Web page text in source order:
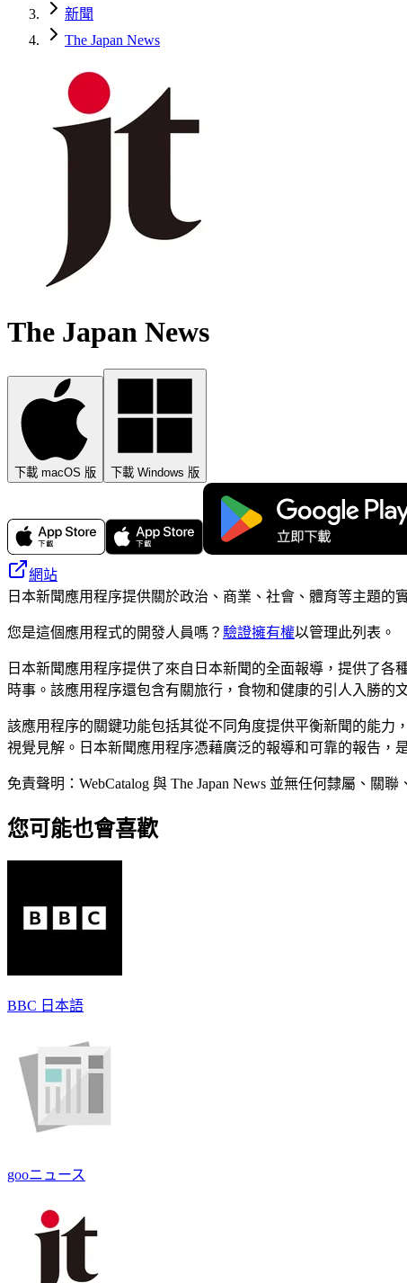
新聞
The Japan News
The Japan News
下載 macOS 版 下載 Windows 版
網站
日本新聞應用程序提供關於政治、商業、社會、體育等主題的
您是這個應用程式的開發人員嗎？ 驗證擁有權以管理此列表。
日本新聞應用程序提供了來自日本新聞的全面報導，提供了
時事。該應用程序還包含有關旅行，食物和健康的引人入勝的
該應用程序的關鍵功能包括其從不同角度提供平衡新聞的能力
視覺見解。日本新聞應用程序憑藉廣泛的報導和可靠的報告，
免責聲明：WebCatalog 與 The Japan News 並無任何隸屬、
您可能也會喜歡
BBC 日本語
gooニュース